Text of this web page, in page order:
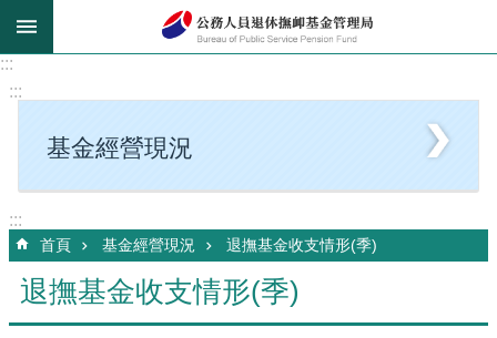
跳到主要內容區塊
:::
:::
基金經營現況
:::
首頁 基金經營現況 退撫基金收支情形(季)
退撫基金收支情形(季)